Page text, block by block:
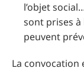
l’objet
sont prises à
peuvent
La convocation